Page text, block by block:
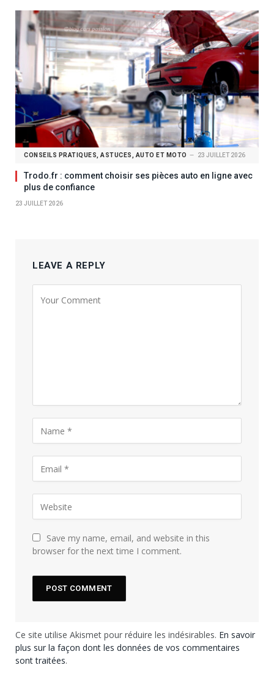
CONSEILS PRATIQUES, ASTUCES, AUTO ET MOTO 23 JUILLET 2026
Trodo.fr : comment choisir ses pièces auto en ligne avec
plus de confiance
23 JUILLET 2026
LEAVE A REPLY
Save my name, email, and website in this
browser for the next time I comment.
Ce site utilise Akismet pour réduire les indésirables. En savoir
plus sur la façon dont les données de vos commentaires
sont traitées.